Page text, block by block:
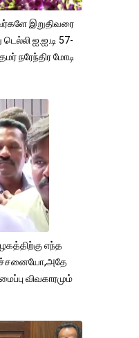
இறுதிவரை
ஐ.ஐ.டி 57-
நரேந்திர மோடி
எந்த
விவகாரமும்